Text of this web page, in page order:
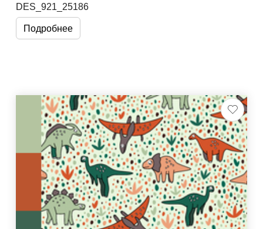
DES_921_25186
Подробнее